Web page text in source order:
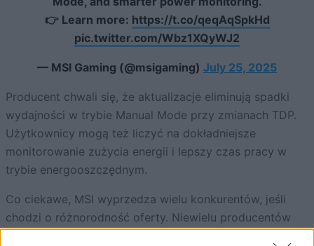
👉 Learn more: https://t.co/qeqAqSpkHd
pic.twitter.com/Wbz1XQyWJ2
— MSI Gaming (@msigaming) July 25, 2025
Producent chwali się, że aktualizacje eliminują spadki
wydajności w trybie Manual Mode przy zmianach TDP.
Użytkownicy mogą też liczyć na dokładniejsze
monitorowanie zużycia energii i lepszy czas pracy w
trybie energooszczędnym.
Co ciekawe, MSI wyprzedza wielu konkurentów, jeśli
chodzi o różnorodność oferty. Niewielu producentów